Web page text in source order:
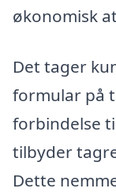
økonomisk
Det tager
formular på
forbindelse
tilbyder
Dette